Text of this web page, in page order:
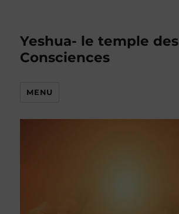
Yeshua- le temple des
Consciences
MENU